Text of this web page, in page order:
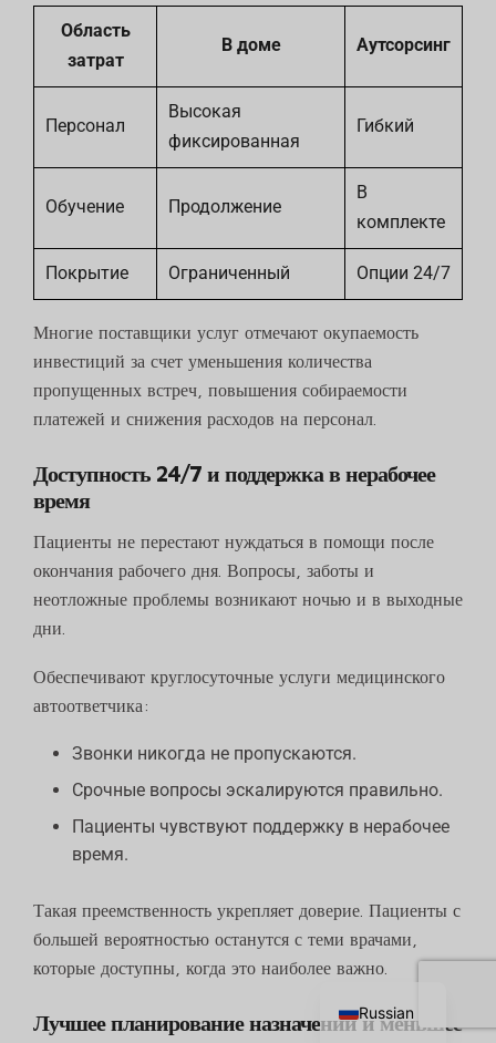
Область
затрат
В доме Аутсорсинг
Персонал
Высокая
фиксированная
Гибкий
Обучение Продолжение
В
комплекте
Покрытие Ограниченный Опции 24/7
Многие поставщики услуг отмечают окупаемость
инвестиций за счет уменьшения количества
пропущенных встреч, повышения собираемости
платежей и снижения расходов на персонал.
Доступность 24/7 и поддержка в нерабочее
время
Пациенты не перестают нуждаться в помощи после
окончания рабочего дня. Вопросы, заботы и
неотложные проблемы возникают ночью и в выходные
дни.
Обеспечивают круглосуточные услуги медицинского
автоответчика:
Звонки никогда не пропускаются.
Срочные вопросы эскалируются правильно.
Пациенты чувствуют поддержку в нерабочее
время.
Такая преемственность укрепляет доверие. Пациенты с
большей вероятностью останутся с теми врачами,
которые доступны, когда это наиболее важно.
Лучшее планирование назначений и меньшее
Russian
English
Chinese